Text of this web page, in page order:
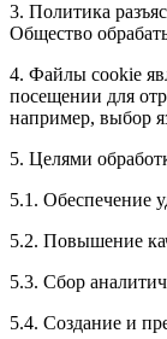
3. Политика
Общество
4. Файлы cookie
посещении для
например, выбор
5. Целями
5.1. Обеспечение
5.2. Повышение
5.3. Сбор
5.4. Создание и